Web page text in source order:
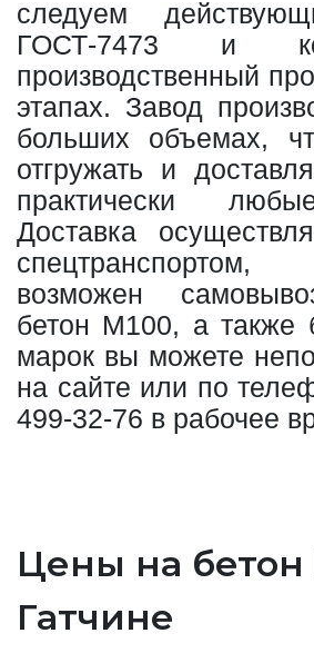
следуем
ГОСТ-7473 и
производственный
этапах. Завод
больших объемах,
отгружать и
практически
Доставка
возможен
бетон М100, а также
марок вы можете
на сайте или по
499-32-76 в рабочее
Цены на бетон
Гатчине